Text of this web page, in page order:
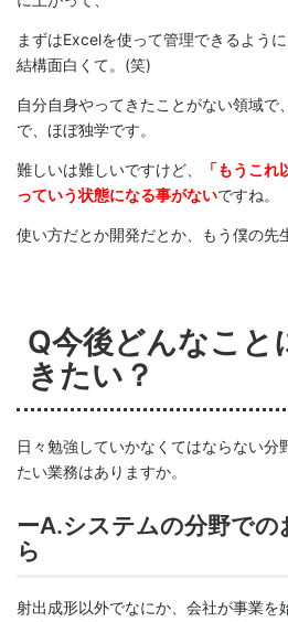
まずはExcelを使って管理できるよう
結構面白くて。(笑)
自分自身やってきたことがない領域で
で、ほぼ独学です。
難しいは難しいですけど、
「もうこれ
っていう状態になる事がないですね。
使い方だとか開発だとか、もう僕の先
Q今後どんなこと
きたい？
日々勉強していかなくてはならない分
たい業務はありますか。
ーA.システムの分野での
ら
射出成形以外でなにか、会社が事業を